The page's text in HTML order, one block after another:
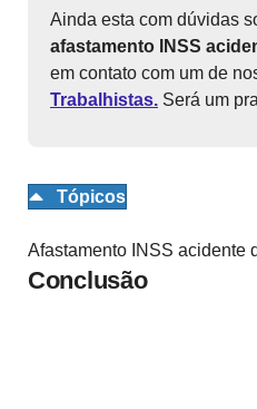
Ainda esta com dúvidas
afastamento INSS
em contato com um de
Trabalhistas. Será um
Tópicos
Afastamento INSS acidente
Conclusão